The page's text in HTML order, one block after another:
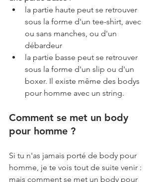
la partie haute peut se retrouver
sous la forme d'un tee-shirt, avec
ou sans manches, ou d'un
débardeur
la partie basse peut se retrouver
sous la forme d'un slip ou d'un
boxer. Il existe même des bodys
pour homme avec un string.
Comment se met un body
pour homme ?
Si tu n'as jamais porté de body pour
homme, je te vois tout de suite venir :
mais comment se met un body pour